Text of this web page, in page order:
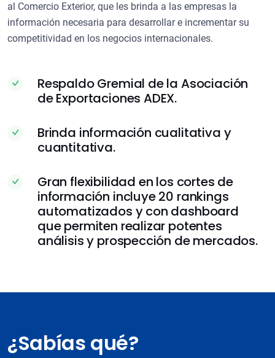
al Comercio Exterior, que les brinda a las empresas la
información necesaria para desarrollar e incrementar su
competitividad en los negocios internacionales.
Respaldo Gremial de la Asociación
de Exportaciones ADEX.
Brinda información cualitativa y
cuantitativa.
Gran flexibilidad en los cortes de
información incluye 20 rankings
automatizados y con dashboard
que permiten realizar potentes
análisis y prospección de mercados.
¿Sabías qué?